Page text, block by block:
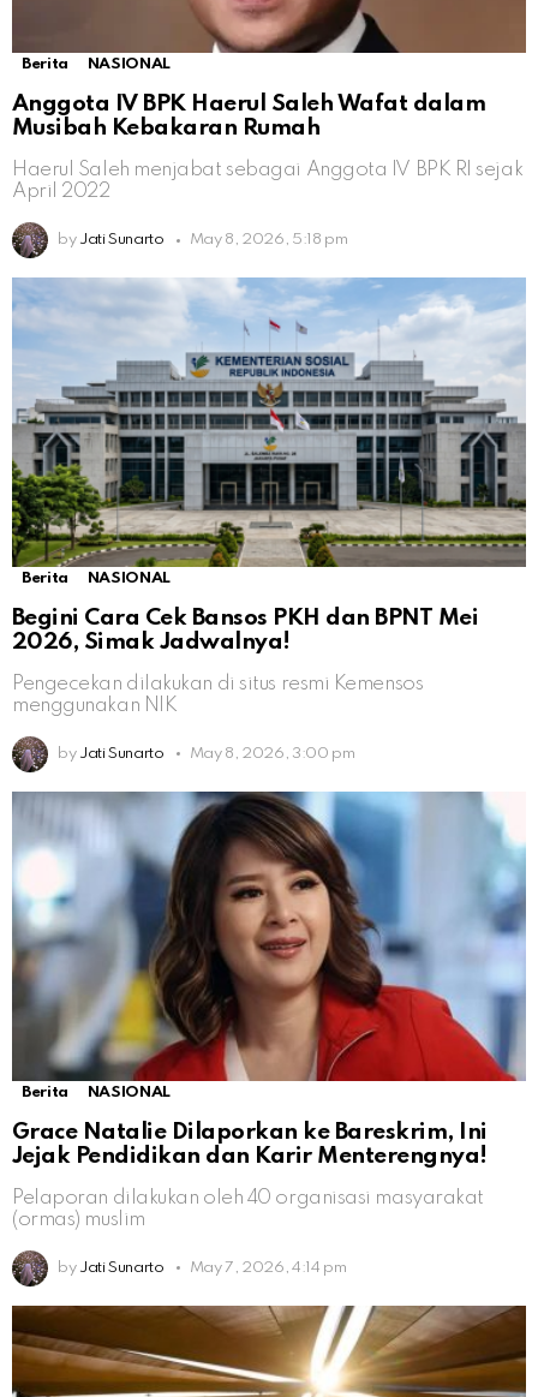
Berita NASIONAL
Anggota IV BPK Haerul Saleh Wafat dalam
Musibah Kebakaran Rumah
Haerul Saleh menjabat sebagai Anggota IV BPK RI sejak
April 2022
by Jati Sunarto May 8, 2026, 5:18 pm
Berita NASIONAL
Begini Cara Cek Bansos PKH dan BPNT Mei
2026, Simak Jadwalnya!
Pengecekan dilakukan di situs resmi Kemensos
menggunakan NIK
by Jati Sunarto May 8, 2026, 3:00 pm
Berita NASIONAL
Grace Natalie Dilaporkan ke Bareskrim, Ini
Jejak Pendidikan dan Karir Menterengnya!
Pelaporan dilakukan oleh 40 organisasi masyarakat
(ormas) muslim
by Jati Sunarto May 7, 2026, 4:14 pm